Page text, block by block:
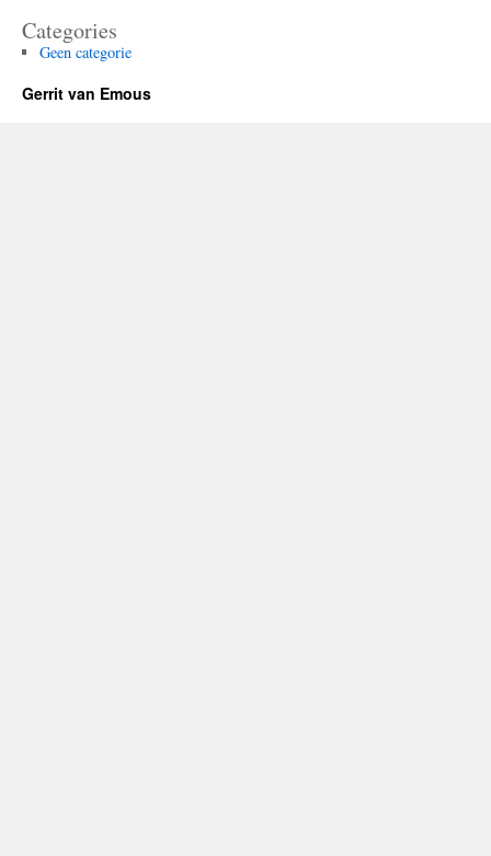
Categories
Geen categorie
Gerrit van Emous